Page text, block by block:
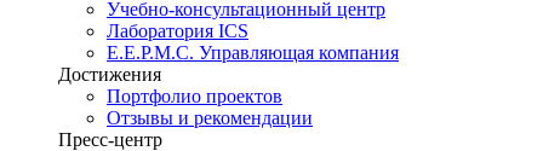
Учебно-консультационный центр
Лаборатория ICS
E.E.P.M.C. Управляющая компания
Достижения
Портфолио проектов
Отзывы и рекомендации
Пресс-центр